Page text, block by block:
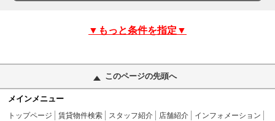
▼もっと条件を指定▼
このページの先頭へ
メインメニュー
トップページ 賃貸物件検索 スタッフ紹介 店舗紹介
インフォメーション